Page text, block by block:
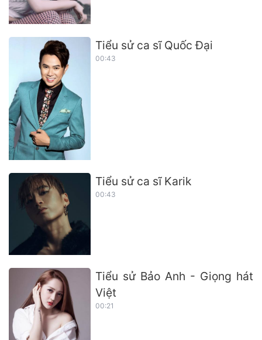
Tiểu sử ca sĩ Quốc Đại
00:43
Tiểu sử ca sĩ Karik
00:43
Tiểu sử Bảo Anh - Giọng hát
Việt
00:21